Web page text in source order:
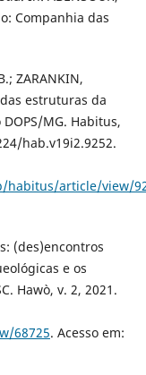
Companhia das
ZARANKIN,
estruturas da
MG. Habitus,
hab.v19i2.9252.
habitus/article/view/
(des)encontros
e os
Hawò, v. 2, 2021.
68725. Acesso em: